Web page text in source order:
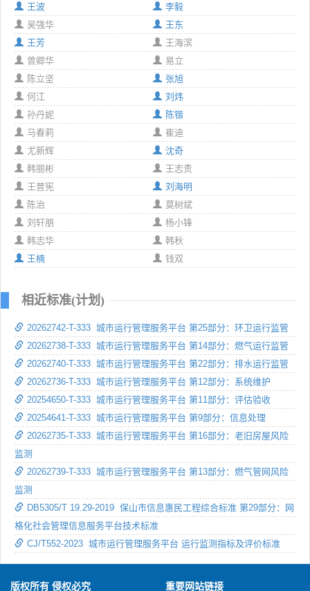
王波
李毅
吴强华
王东
王芳
王海滨
曾卿华
易立
陈立坚
张旭
何江
刘炜
孙丹妮
陈锴
马春莉
崔迪
尤新辉
沈奇
韩丽彬
王志贵
王普宪
刘海明
陈治
莫树斌
刘轩朋
杨小锋
韩志华
韩秋
王楠
钱双
相近标准(计划)
20262742-T-333 城市运行管理服务平台 第25部分：环卫运行监管
20262738-T-333 城市运行管理服务平台 第14部分：燃气运行监管
20262740-T-333 城市运行管理服务平台 第22部分：排水运行监管
20262736-T-333 城市运行管理服务平台 第12部分：系统维护
20254650-T-333 城市运行管理服务平台 第11部分：评估验收
20254641-T-333 城市运行管理服务平台 第9部分：信息处理
20262735-T-333 城市运行管理服务平台 第16部分：老旧房屋风险
监测
20262739-T-333 城市运行管理服务平台 第13部分：燃气管网风险
监测
DB5305/T 19.29-2019 保山市信息惠民工程综合标准 第29部分：网
格化社会管理信息服务平台技术标准
CJ/T552-2023 城市运行管理服务平台 运行监测指标及评价标准
版权所有 侵权必究 重要网站链接